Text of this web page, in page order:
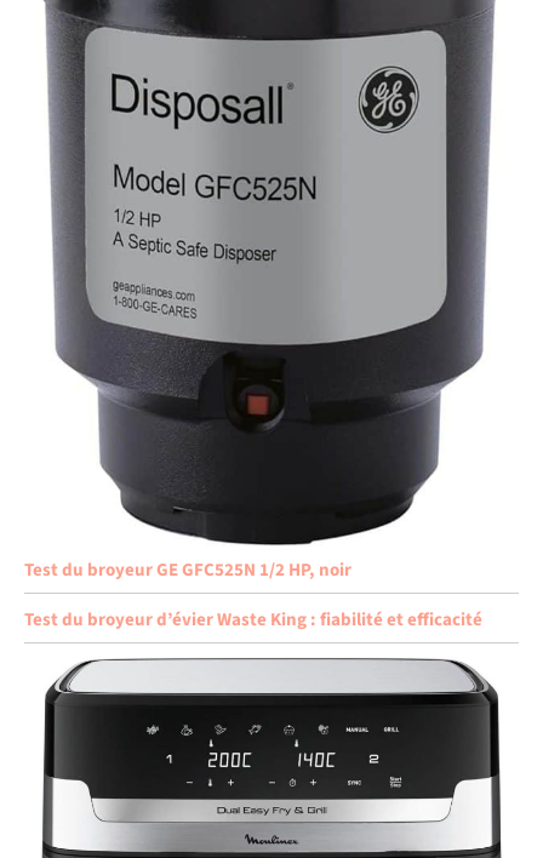
Test du broyeur GE GFC525N 1/2 HP, noir
Test du broyeur d’évier Waste King : fiabilité et efficacité